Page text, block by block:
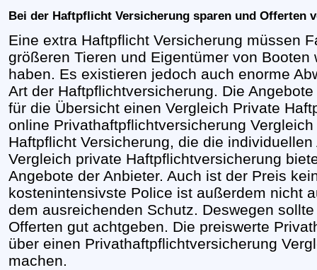
Bei der Haftpflicht Versicherung sparen und Offerten
Eine extra Haftpflicht Versicherung müssen
größeren Tieren und Eigentümer von
haben. Es existieren jedoch auch enorme
Art der Haftpflichtversicherung. Die
für die Übersicht einen Vergleich Private
online Privathaftpflichtversicherung
Haftpflicht Versicherung, die die
Vergleich private Haftpflichtversicherung
Angebote der Anbieter. Auch ist der Preis
kostenintensivste Police ist außerdem nicht
dem ausreichenden Schutz. Deswegen
Offerten gut achtgeben. Die preiswerte
über einen Privathaftpflichtversicherung
machen.